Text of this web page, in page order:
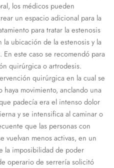
los médicos pueden
un espacio adicional para la
para tratar la estenosis
ubicación de la estenosis y la
este caso se recomendó para
quirúrgica o artrodesis.
quirúrgica en la cual se
movimiento, anclando una
padecía era el intenso dolor
y se intensifica al caminar o
que las personas con
vuelvan menos activas, en un
la imposibilidad de poder
operario de serrería solicitó